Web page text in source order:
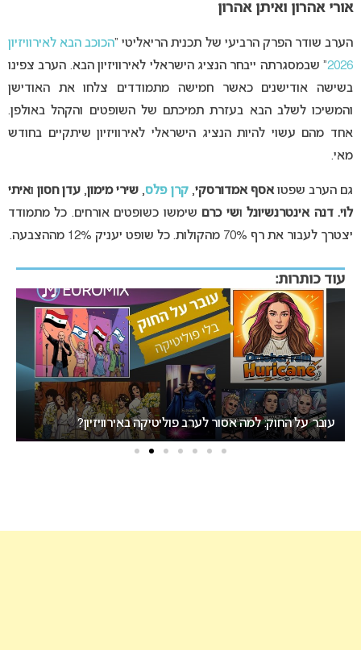
אורי אהרון ואיתן אהרון
הערב שודר הפרק הרביעי של תכנית הריאליטי “ הכוכב הבא לאירוויזיון
2026” שבמסגרתה ייבחר הנציג הישראלי לאירוויזיון הבא. הערב צפינו
בשישה אודישנים כאשר חמישה מתמודדים צלחו את האודישן
והמשיכו לשלב הבא בעזרת תמיכתם של השופטים והקהל באולפן.
אחד מהם עשוי להיות הנציג הישראלי לאירוויזיון שיתקיים בחודש
מאי.
גם הערב שפטואסף אמדורסקי, קרן פלס,שירי מימון,עדן חסון איתי
לוי. דנה אינטרנשיונלו שי כרםשימשו כשופטים אורחים. כל מתמודד
יצטרך לעבור את רף 70% מהקולות. כל שופט יעניק 12% מההצבעה.
עוד כותרות:
זוכה האירוויזיון האירי מחרים את התחרות בעקבות השתתפות
ישראל